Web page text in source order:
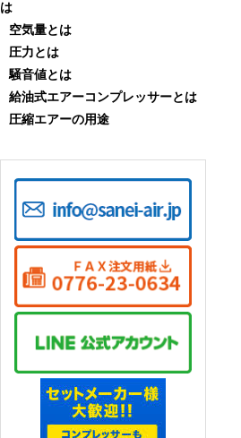
は
空気量とは
圧力とは
騒音値とは
給油式エアーコンプレッサーとは
圧縮エアーの用途